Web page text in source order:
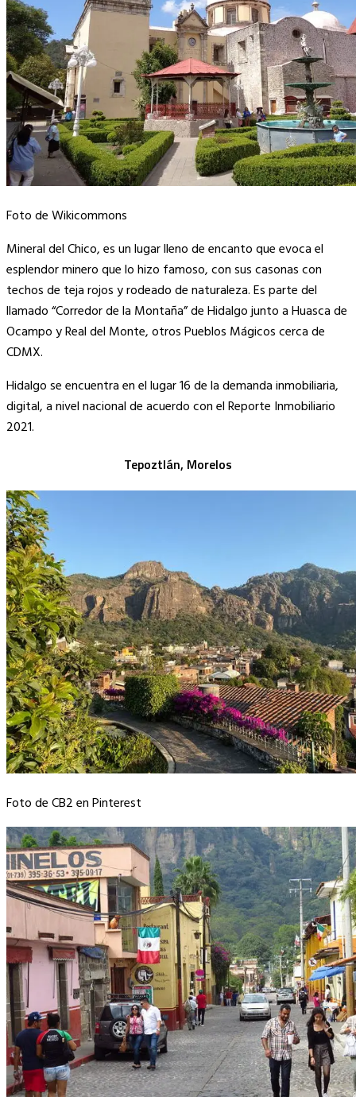
Foto de Wikicommons
Mineral del Chico, es un lugar lleno de encanto que evoca el
esplendor minero que lo hizo famoso, con sus casonas con
techos de teja rojos y rodeado de naturaleza. Es parte del
llamado “Corredor de la Montaña” de Hidalgo junto a Huasca de
Ocampo y Real del Monte, otros Pueblos Mágicos cerca de
CDMX.
Hidalgo se encuentra en el lugar 16 de la demanda inmobiliaria,
digital, a nivel nacional de acuerdo con el Reporte Inmobiliario
2021.
Tepoztlán, Morelos
Foto de CB2 en Pinterest